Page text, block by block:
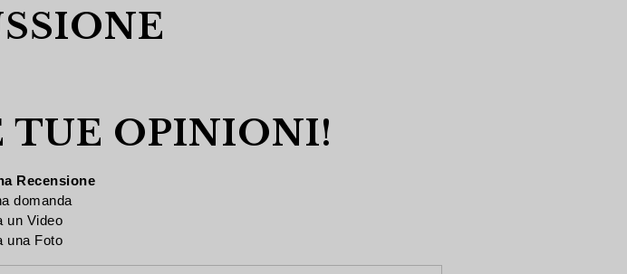
OPINIONI!
Recensione
domanda
un Video
una Foto